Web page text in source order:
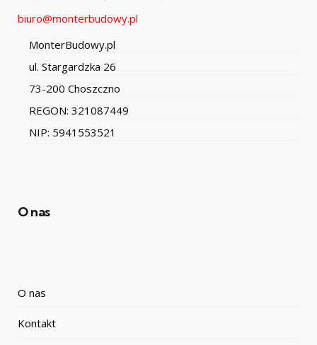
biuro@monterbudowy.pl
MonterBudowy.pl
ul. Stargardzka 26
73-200 Choszczno
REGON: 321087449
NIP: 5941553521
O nas
O nas
Kontakt